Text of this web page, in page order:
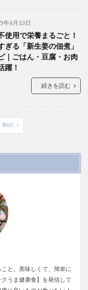
年6月13日
使用で栄養まるごと！
ぎる「新生姜の佃煮」
｜ごはん・豆腐・お肉
躍！
続きを読む
Next
と。美味しくて、簡単に
うま健康食】を発信して